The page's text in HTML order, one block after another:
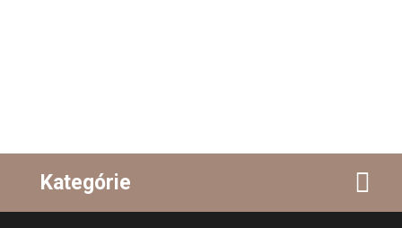
Kategórie